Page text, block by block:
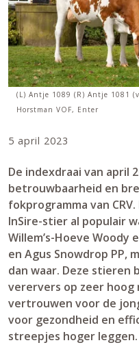
(L) Antje 1089 (R) Antje 1081
Horstman VOF, Enter
5 april 2023
De indexdraai van april
betrouwbaarheid en
fokprogramma van
InSire-stier al populair
Willem’s-Hoeve
en Agus Snowdrop PP,
dan waar. Deze stieren
verervers op zeer hoog
vertrouwen voor de
voor gezondheid en
streepjes hoger leggen.